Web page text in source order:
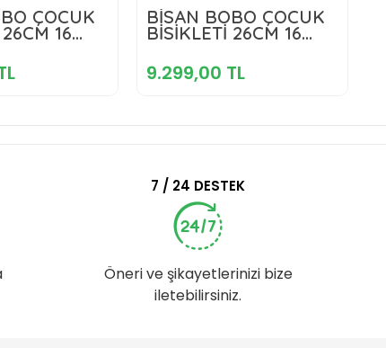
ÇOCUK
16
TL BİSAN BOBO ÇOCUK
BİSİKLETİ 26CM 16
9.299,00 TL
9.299,00 TL
7 / 24 DESTEK
Öneri ve şikayetlerinizi bize
iletebilirsiniz.